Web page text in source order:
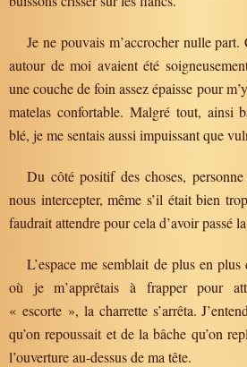
Je ne pouvais m’accrocher nulle part.
autour de moi avaient été
une couche de foin assez épaisse pour
matelas confortable. Malgré tout, ainsi
blé, je me sentais aussi impuissant que
Du côté positif des choses,
nous intercepter, même s’il était bien
faudrait attendre pour cela d’avoir passé
L’espace me semblait de plus en
où je m’apprêtais à frapper pour
« escorte », la charrette s’arrêta.
qu’on repoussait et de la bâche qu’on
l’ouverture au-dessus de ma tête.